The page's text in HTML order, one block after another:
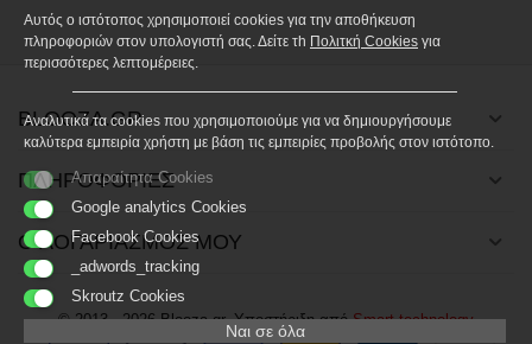
BLOOZA.GR
ΠΛΗΡΟΦΟΡΙΕΣ
Ο ΛΟΓΑΡΙΑΣΜΟΣ ΜΟΥ
© 2013 - 2026 Blooza.gr. Υποστήριξη απόSmart technology
Αυτός ο ιστότοπος χρησιμοποιεί cookies για την αποθήκευση
πληροφοριών στον υπολογιστή σας. Δείτε τh Πολιτκή Cookies για
περισσότερες λεπτομέρειες.
Αναλυτικά τα cookies που χρησιμοποιούμε για να δημιουργήσουμε
καλύτερα εμπειρία χρήστη με βάση τις εμπειρίες προβολής στον ιστότοπο.
Απαραίτητα Cookies
Google analytics Cookies
Facebook Cookies
_adwords_tracking
Skroutz Cookies
Ναι σε όλα